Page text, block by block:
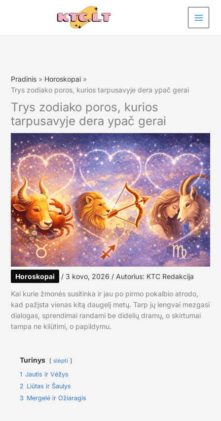
Pradinis
Horoskopai
Trys zodiako poros, kurios tarpusavyje dera ypač gerai
Trys zodiako poros, kurios
tarpusavyje dera ypač gerai
Horoskopai / 3 kovo, 2026 / Autorius: KTC Redakcija
Kai kurie žmonės susitinka ir jau po pirmo pokalbio atrodo,
kad pažįsta vienas kitą daugelį metų. Tarp jų lengvai mezgasi
dialogas, sprendimai randami be didelių dramų, o skirtumai
tampa ne kliūtimi, o papildymu.
Turinys slėpti
1 Jautis ir Vėžys
2 Liūtas ir Šaulys
3 Mergelė ir Ožiaragis